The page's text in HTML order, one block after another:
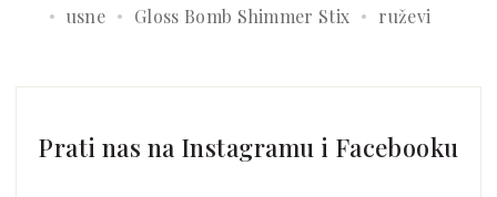
usne
Gloss Bomb Shimmer Stix ruževi
Prati nas na Instagramu i Facebooku